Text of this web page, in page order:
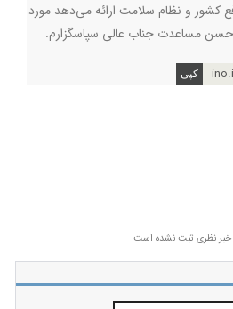
کشور و نظام سلامت ارائه می‌دهد مورد
حسن مساعدت جناب عالی سپاسگزارم.
خبر نظری ثبت نشده است